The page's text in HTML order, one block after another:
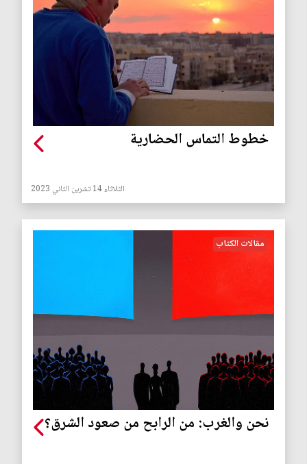
خطوط التماس الحضارية
الثلاثاء 14 تشرين الثاني 2023
مقالات الكتاب
نحن والغرب: من الرابح من صعود الشرق؟